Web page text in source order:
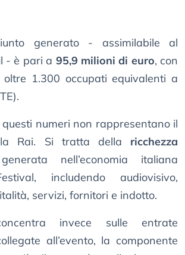
generato - assimilabile al
- è pari a 95,9 milioni di euro, con
oltre 1.300 occupati equivalenti a
numeri non rappresentano il
Rai. Si tratta della ricchezza
nell’economia italiana
includendo audiovisivo,
servizi, fornitori e indotto.
invece sulle entrate
all’evento, la componente